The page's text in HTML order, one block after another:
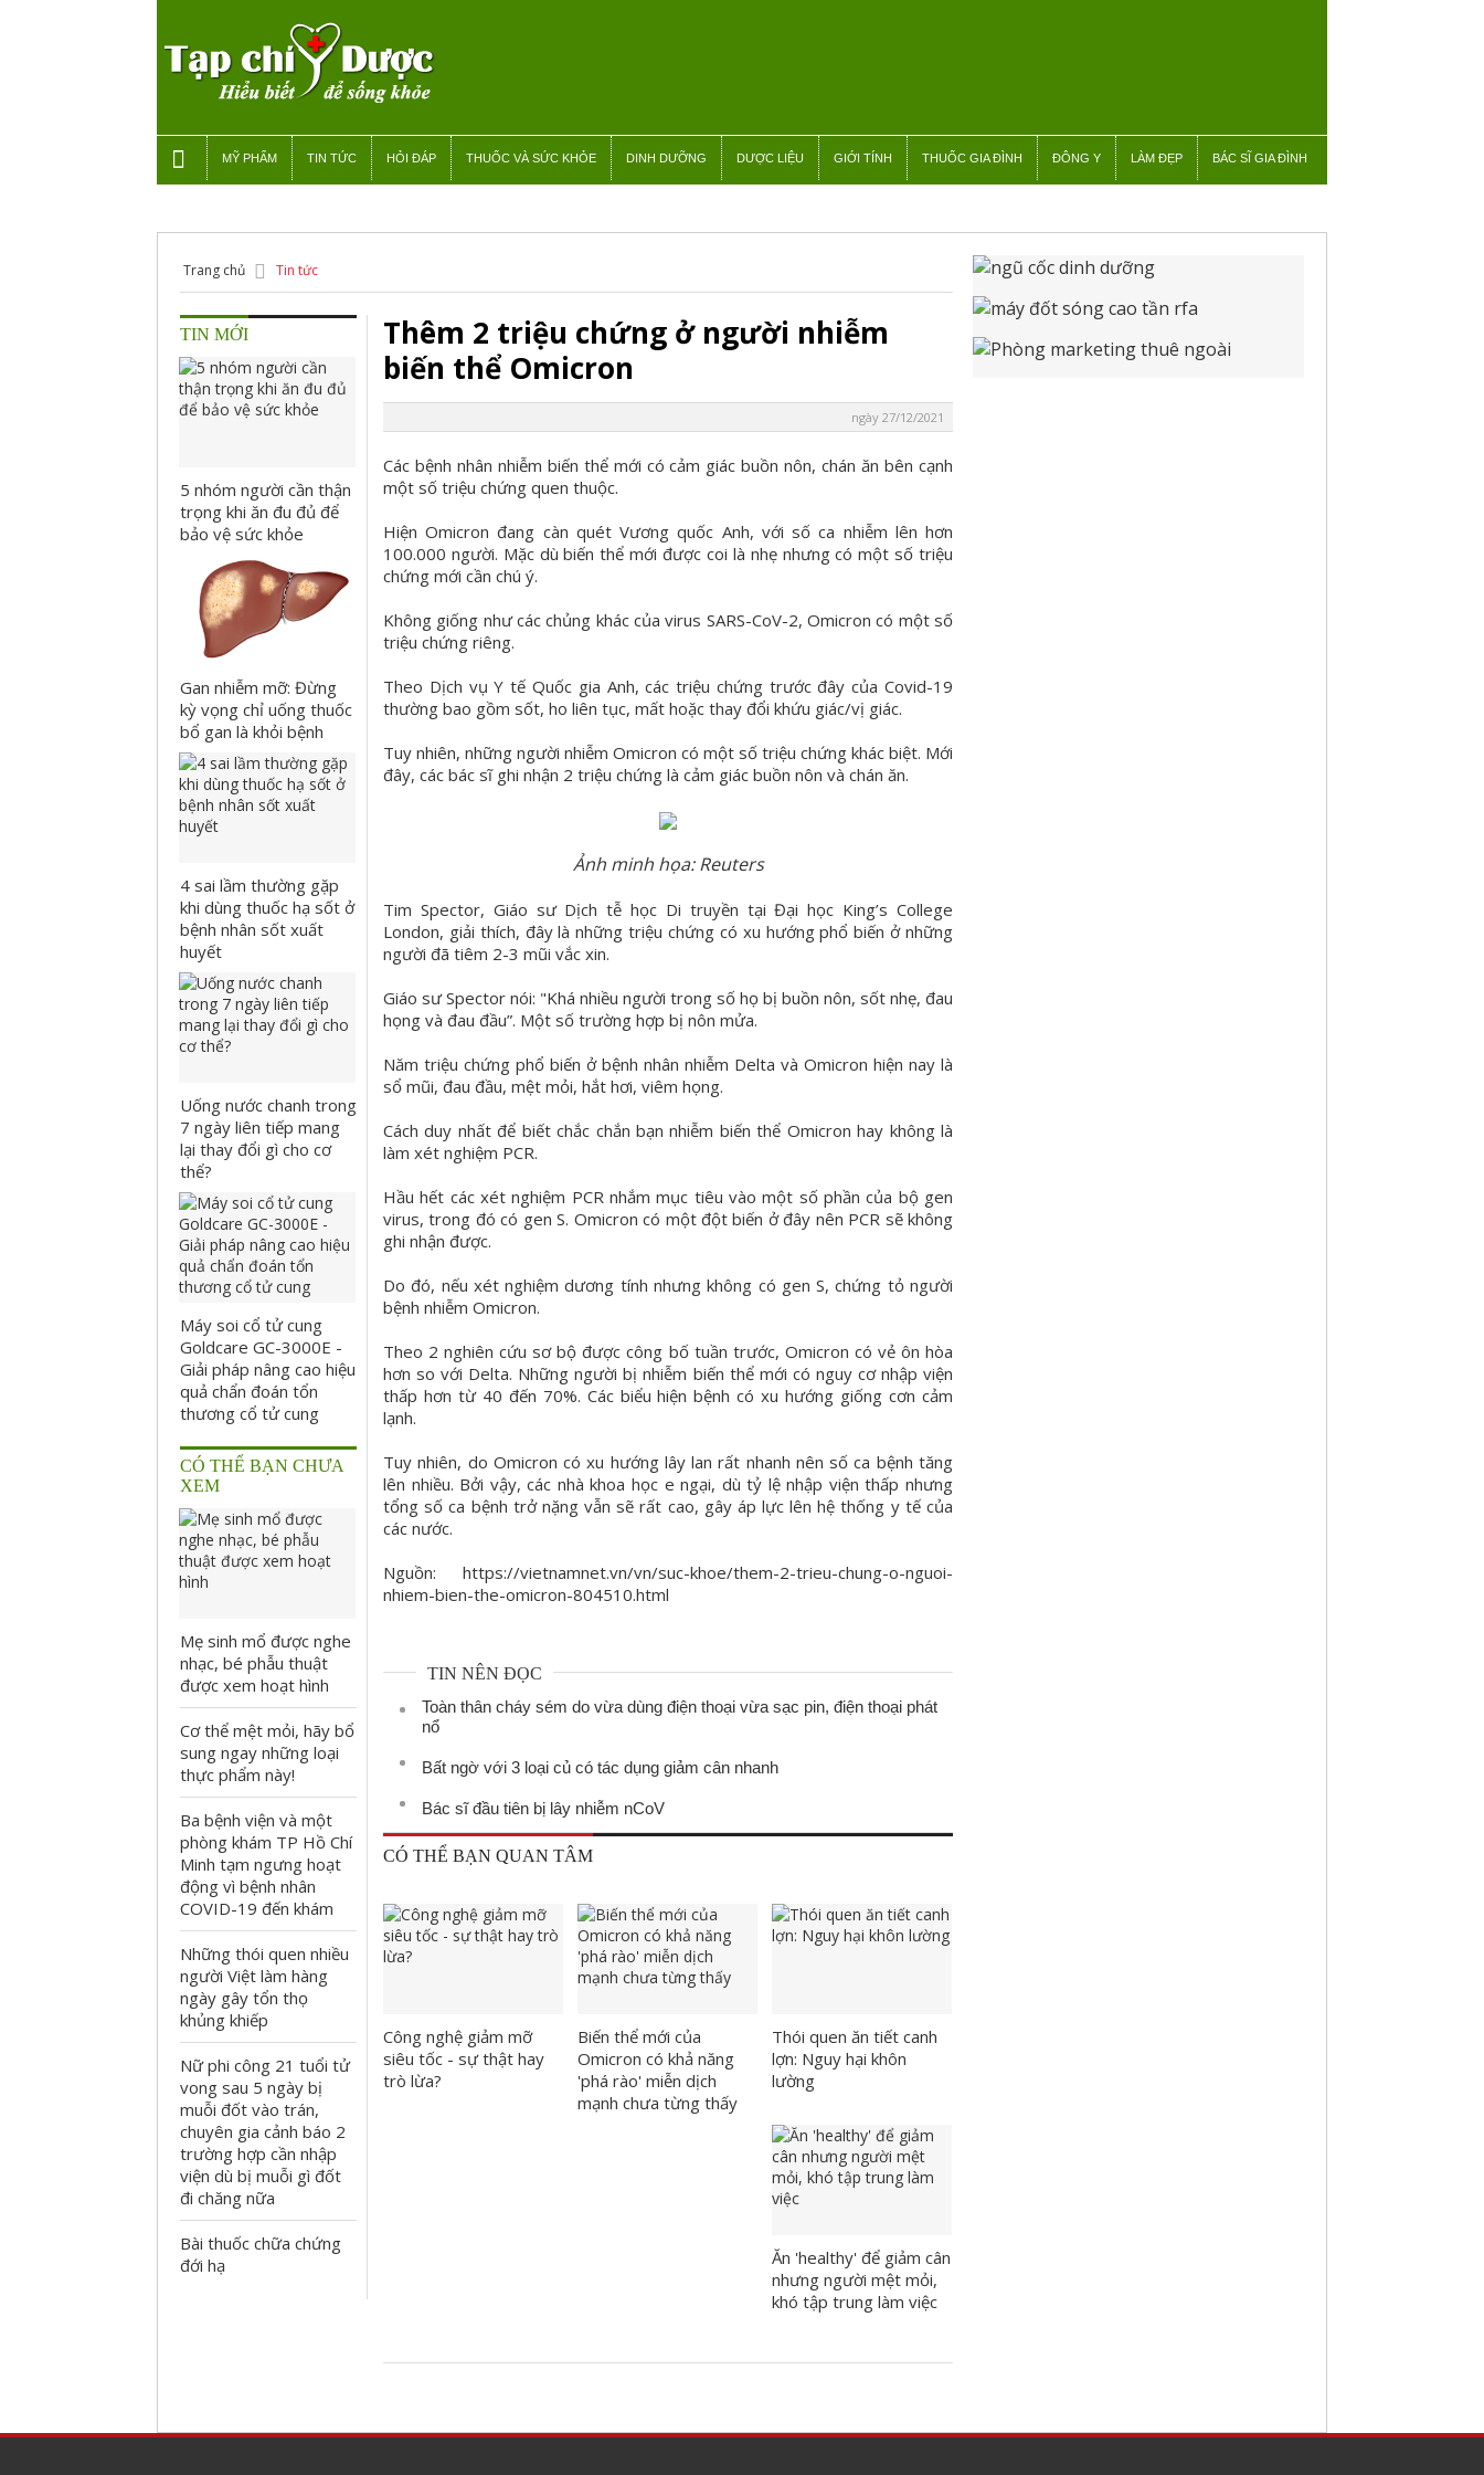
MỸ PHẨM TIN TỨC HỎI ĐÁP THUỐC VÀ SỨC KHỎE DINH DƯỠNG DƯỢC LIỆU GIỚI TÍNH THUỐC GIA ĐÌNH ĐÔNG Y LÀM ĐẸP BÁC SĨ GIA ĐÌNH
Trang chủ Tin tức
Thêm 2 triệu chứng ở người nhiễm
biến thể Omicron
ngày 27/12/2021
Các bệnh nhân nhiễm biến thể mới có cảm giác buồn nôn, chán ăn bên cạnh
một số triệu chứng quen thuộc.
Hiện Omicron đang càn quét Vương quốc Anh, với số ca nhiễm lên hơn
100.000 người. Mặc dù biến thể mới được coi là nhẹ nhưng có một số triệu
chứng mới cần chú ý.
Không giống như các chủng khác của virus SARS-CoV-2, Omicron có một số
triệu chứng riêng.
Theo Dịch vụ Y tế Quốc gia Anh, các triệu chứng trước đây của Covid-19
thường bao gồm sốt, ho liên tục, mất hoặc thay đổi khứu giác/vị giác.
Tuy nhiên, những người nhiễm Omicron có một số triệu chứng khác biệt. Mới
đây, các bác sĩ ghi nhận 2 triệu chứng là cảm giác buồn nôn và chán ăn.
Ảnh minh họa: Reuters
Tim Spector, Giáo sư Dịch tễ học Di truyền tại Đại học King’s College
London, giải thích, đây là những triệu chứng có xu hướng phổ biến ở những
người đã tiêm 2-3 mũi vắc xin.
Giáo sư Spector nói: "Khá nhiều người trong số họ bị buồn nôn, sốt nhẹ, đau
họng và đau đầu”. Một số trường hợp bị nôn mửa.
Năm triệu chứng phổ biến ở bệnh nhân nhiễm Delta và Omicron hiện nay là
sổ mũi, đau đầu, mệt mỏi, hắt hơi, viêm họng.
Cách duy nhất để biết chắc chắn bạn nhiễm biến thể Omicron hay không là
làm xét nghiệm PCR.
Hầu hết các xét nghiệm PCR nhắm mục tiêu vào một số phần của bộ gen
virus, trong đó có gen S. Omicron có một đột biến ở đây nên PCR sẽ không
ghi nhận được.
Do đó, nếu xét nghiệm dương tính nhưng không có gen S, chứng tỏ người
bệnh nhiễm Omicron.
Theo 2 nghiên cứu sơ bộ được công bố tuần trước, Omicron có vẻ ôn hòa
hơn so với Delta. Những người bị nhiễm biến thể mới có nguy cơ nhập viện
thấp hơn từ 40 đến 70%. Các biểu hiện bệnh có xu hướng giống cơn cảm
lạnh.
Tuy nhiên, do Omicron có xu hướng lây lan rất nhanh nên số ca bệnh tăng
lên nhiều. Bởi vậy, các nhà khoa học e ngại, dù tỷ lệ nhập viện thấp nhưng
tổng số ca bệnh trở nặng vẫn sẽ rất cao, gây áp lực lên hệ thống y tế của
các nước.
Nguồn: https://vietnamnet.vn/vn/suc-khoe/them-2-trieu-chung-o-nguoi-
nhiem-bien-the-omicron-804510.html
TIN NÊN ĐỌC
Toàn thân cháy sém do vừa dùng điện thoại vừa sạc pin, điện thoại phát
nổ
Bất ngờ với 3 loại củ có tác dụng giảm cân nhanh
Bác sĩ đầu tiên bị lây nhiễm nCoV
CÓ THỂ BẠN QUAN TÂM
Công nghệ giảm mỡ
siêu tốc - sự thật hay
trò lừa?
Biến thể mới của
Omicron có khả năng
'phá rào' miễn dịch
mạnh chưa từng thấy
Thói quen ăn tiết canh
lợn: Nguy hại khôn
lường
Ăn 'healthy' để giảm cân
nhưng người mệt mỏi,
khó tập trung làm việc
TIN MỚI
5 nhóm người cần thận
trọng khi ăn đu đủ để
bảo vệ sức khỏe
Gan nhiễm mỡ: Đừng
kỳ vọng chỉ uống thuốc
bổ gan là khỏi bệnh
4 sai lầm thường gặp
khi dùng thuốc hạ sốt ở
bệnh nhân sốt xuất
huyết
Uống nước chanh trong
7 ngày liên tiếp mang
lại thay đổi gì cho cơ
thể?
Máy soi cổ tử cung
Goldcare GC-3000E -
Giải pháp nâng cao hiệu
quả chẩn đoán tổn
thương cổ tử cung
CÓ THỂ BẠN CHƯA
XEM
Mẹ sinh mổ được nghe
nhạc, bé phẫu thuật
được xem hoạt hình
Cơ thể mệt mỏi, hãy bổ
sung ngay những loại
thực phẩm này!
Ba bệnh viện và một
phòng khám TP Hồ Chí
Minh tạm ngưng hoạt
động vì bệnh nhân
COVID-19 đến khám
Những thói quen nhiều
người Việt làm hàng
ngày gây tổn thọ
khủng khiếp
Nữ phi công 21 tuổi tử
vong sau 5 ngày bị
muỗi đốt vào trán,
chuyên gia cảnh báo 2
trường hợp cần nhập
viện dù bị muỗi gì đốt
đi chăng nữa
Bài thuốc chữa chứng
đới hạ